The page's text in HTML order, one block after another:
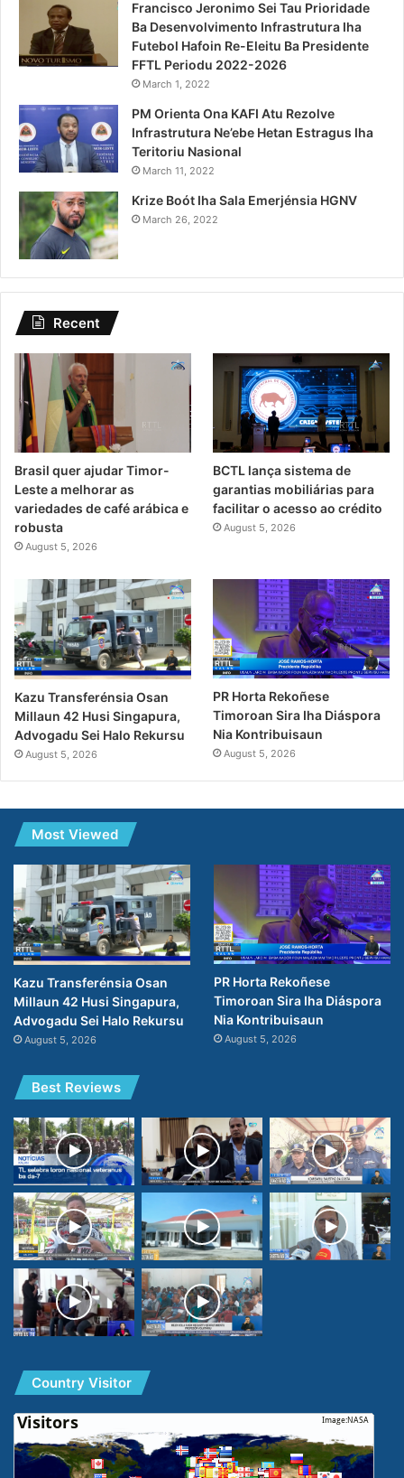
Francisco Jeronimo Sei Tau Prioridade
Ba Desenvolvimento Infrastrutura Iha
Futebol Hafoin Re-Eleitu Ba Presidente
FFTL Periodu 2022-2026
March 1, 2022
PM Orienta Ona KAFI Atu Rezolve
Infrastrutura Ne’ebe Hetan Estragus Iha
Teritoriu Nasional
March 11, 2022
Krize Boót Iha Sala Emerjénsia HGNV
March 26, 2022
Recent
Brasil quer ajudar Timor-
Leste a melhorar as
variedades de café arábica e
robusta
August 5, 2026
BCTL lança sistema de
garantias mobiliárias para
facilitar o acesso ao crédito
August 5, 2026
Kazu Transferénsia Osan
Millaun 42 Husi Singapura,
Advogadu Sei Halo Rekursu
August 5, 2026
PR Horta Rekoñese
Timoroan Sira Iha Diáspora
Nia Kontribuisaun
August 5, 2026
Most Viewed
Kazu Transferénsia Osan
Millaun 42 Husi Singapura,
Advogadu Sei Halo Rekursu
August 5, 2026
PR Horta Rekoñese
Timoroan Sira Iha Diáspora
Nia Kontribuisaun
August 5, 2026
Best Reviews
Country Visitor